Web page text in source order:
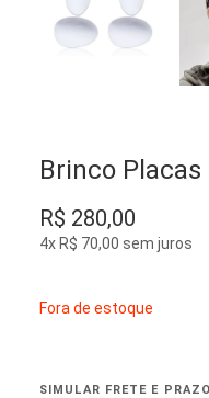
Brinco
R$ 280,00
4x R$ 70,00 sem juros
Fora de estoque
SIMULAR FRETE E PRAZO